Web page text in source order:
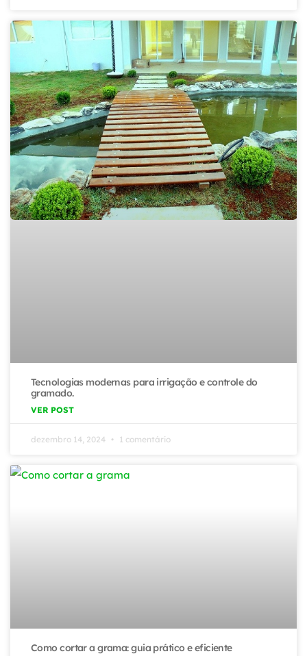
Tecnologias modernas para irrigação e controle do
gramado.
VER POST
dezembro 14, 2024 1 comentário
Como cortar a grama: guia prático e eficiente